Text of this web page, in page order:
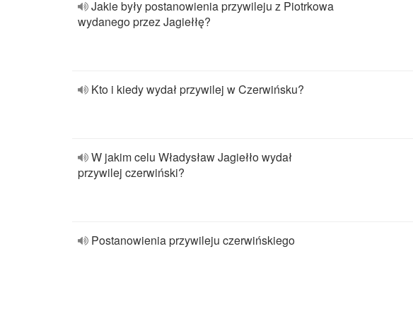
Jakie były postanowienia przywileju z Piotrkowa
wydanego przez Jagiełłę?
Kto i kiedy wydał przywilej w Czerwińsku?
W jakim celu Władysław Jagiełło wydał
przywilej czerwiński?
Postanowienia przywileju czerwińskiego